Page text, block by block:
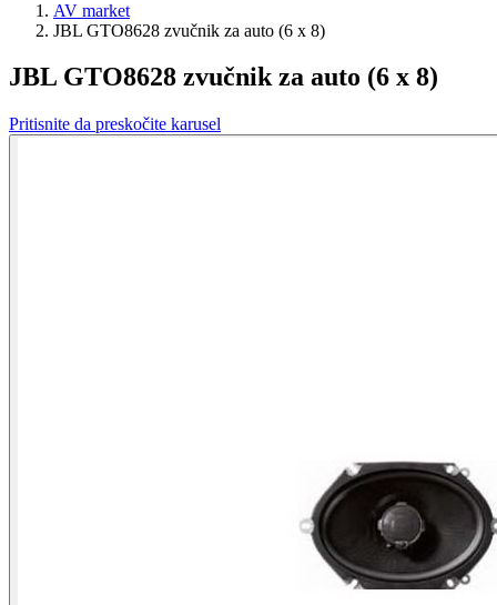
AV market
JBL GTO8628 zvučnik za auto (6 x 8)
JBL GTO8628 zvučnik za auto (6 x 8)
Pritisnite da preskočite karusel